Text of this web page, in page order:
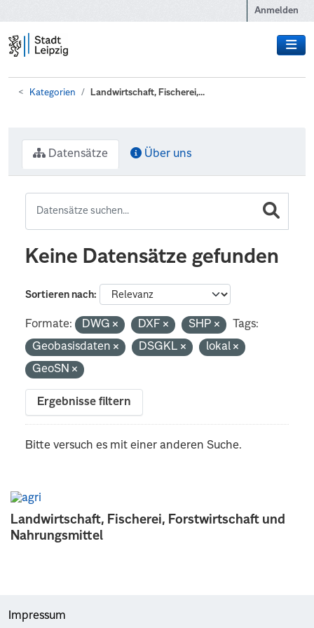
Anmelden
Kategorien Landwirtschaft, Fischerei,...
Landwirtschaft, Fischerei, Forstwirtschaft und
Nahrungsmittel
Datensätze Über uns
Keine Datensätze gefunden
Sortieren nach
Formate: DWG DXF SHP
Tags:
Geobasisdaten
DSGKL
lokal
GeoSN
Ergebnisse filtern
Bitte versuch es mit einer anderen Suche.
Impressum